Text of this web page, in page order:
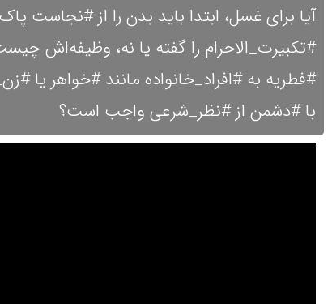
آیا برای غسل، ابتدا باید بدن را از #نجاست
#تکبیرت_الاحرام را گفته یا نه، وظیفه‌اش
#فطریه به #افراد_خانواده مانند #خواهر یا
با #دشمن از #نظر_شرعی واجب است؟